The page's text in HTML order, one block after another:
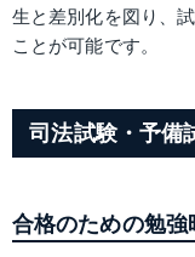
生と差別化を図り、
ことが可能です。
司法試験・予備
合格のための勉強